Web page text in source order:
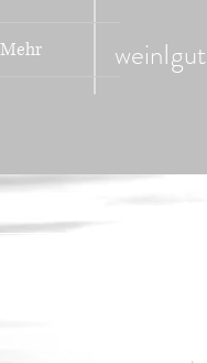
Mehr weinIgut